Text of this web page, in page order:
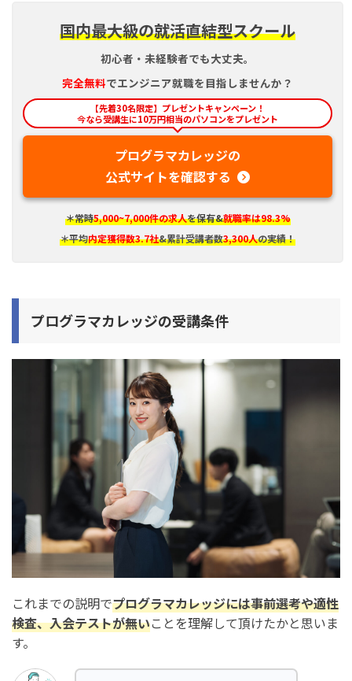
国内最大級の就活直結型スクール
初心者・未経験者でも大丈夫。
完全無料でエンジニア就職を目指しませんか？
【先着30名限定】プレゼントキャンペーン！
今なら受講生に10万円相当のパソコンをプレゼント
プログラマカレッジの
公式サイトを確認する
＊常時5,000~7,000件の求人を保有&就職率は98.3%
＊平均内定獲得数3.7社&累計受講者数3,300人の実績！
プログラマカレッジの受講条件
これまでの説明でプログラマカレッジには事前選考や適性
検査、入会テストが無いことを理解して頂けたかと思いま
す。